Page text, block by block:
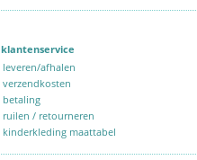
klantenservice
leveren/afhalen
verzendkosten
betaling
ruilen / retourneren
kinderkleding maattabel